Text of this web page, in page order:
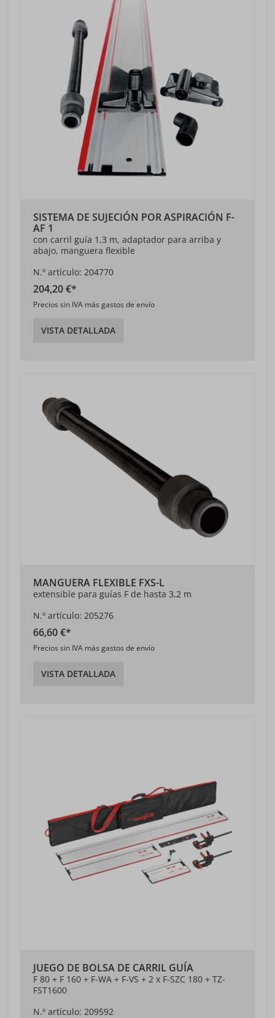
SISTEMA DE SUJECIÓN POR ASPIRACIÓN F-
AF 1
con carril guía 1,3 m, adaptador para arriba y
abajo, manguera flexible
N.º artículo: 204770
204,20 €*
Precios sin IVA más gastos de envío
VISTA DETALLADA
MANGUERA FLEXIBLE FXS-L
extensible para guías F de hasta 3,2 m
N.º artículo: 205276
66,60 €*
Precios sin IVA más gastos de envío
VISTA DETALLADA
JUEGO DE BOLSA DE CARRIL GUÍA
F 80 + F 160 + F-WA + F-VS + 2 x F-SZC 180 + TZ-
FST1600
N.º artículo: 209592